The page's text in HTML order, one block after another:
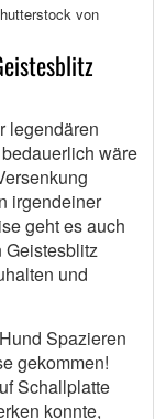
von
legendären
wäre
irgendeiner
geht es auch
Geistesblitz
und
Spazieren
gekommen!
Schallplatte
konnte,